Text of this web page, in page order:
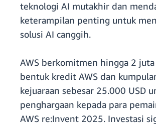
teknologi AI mutakhir dan
keterampilan penting untuk
solusi AI canggih.
AWS berkomitmen hingga 2 juta
bentuk kredit AWS dan
kejuaraan sebesar 25.000 USD
penghargaan kepada para
AWS re:Invent 2025. Investasi